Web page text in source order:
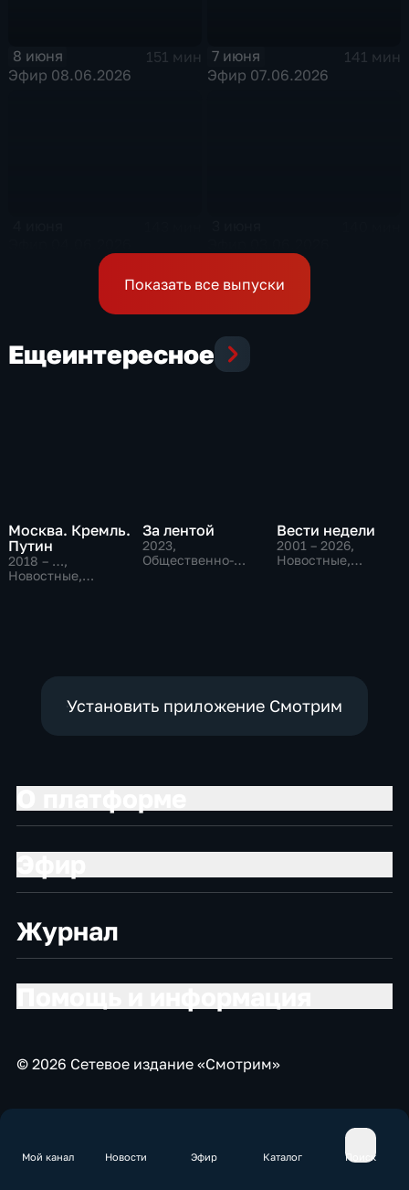
Мой канал Новости Эфир Каталог Поиск
8 июня
151 мин
Эфир 08.06.2026
7 июня
141 мин
Эфир 07.06.2026
Показать все выпуски
Ещеинтересное
Москва. Кремль.
Путин
2018 – …,
Новостные,
За лентой
2023,
Общественно-
Вести недели
2001 – 2026,
Новостные,
Установить приложение Смотрим
Журнал
© 2026 Сетевое издание «Смотрим»